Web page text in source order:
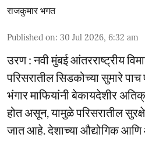
राजकुमार भगत
Published on: 30 Jul 2026, 6:32 am
उरण : नवी मुंबई आंतरराष्ट्रीय
परिसरातील सिडकोच्या सुमारे
भंगार माफियांनी बेकायदेशीर
होत असून, यामुळे परिसरातील
जात आहे. देशाच्या औद्योगिक आणि